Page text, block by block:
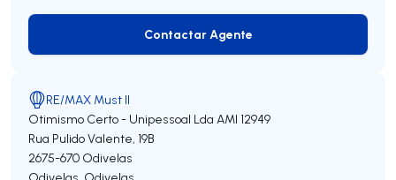
Contactar Agente
Contactar Agente
RE/MAX Must II
Otimismo Certo - Unipessoal Lda AMI 12949
Rua Pulido Valente, 19B
2675-670 Odivelas